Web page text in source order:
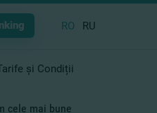
RO RU
și Condiții
cele mai bune